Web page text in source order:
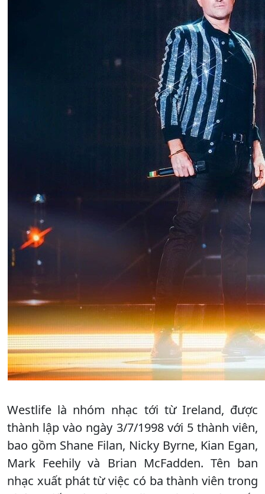
Westlife là nhóm nhạc tới từ Ireland, được
thành lập vào ngày 3/7/1998 với 5 thành viên,
bao gồm Shane Filan, Nicky Byrne, Kian Egan,
Mark Feehily và Brian McFadden. Tên ban
nhạc xuất phát từ việc có ba thành viên trong